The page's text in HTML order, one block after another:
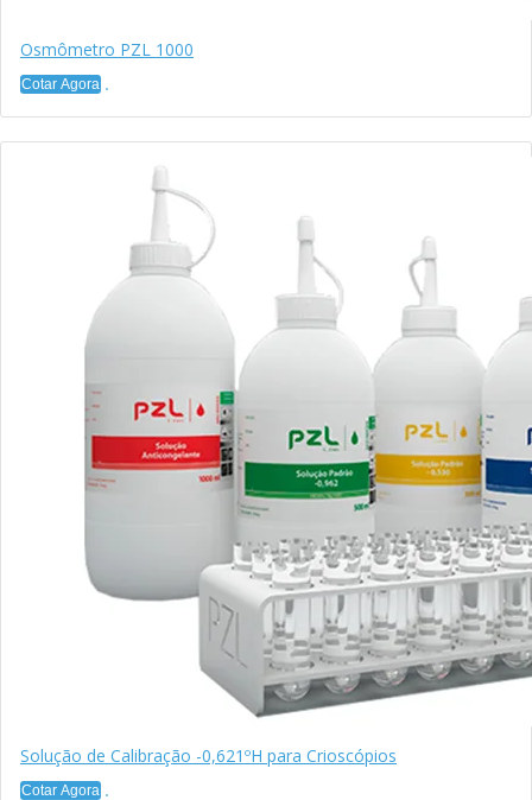
Osmômetro PZL 1000
Cotar Agora
Solução de Calibração -0,621ºH para Crioscópios
Cotar Agora